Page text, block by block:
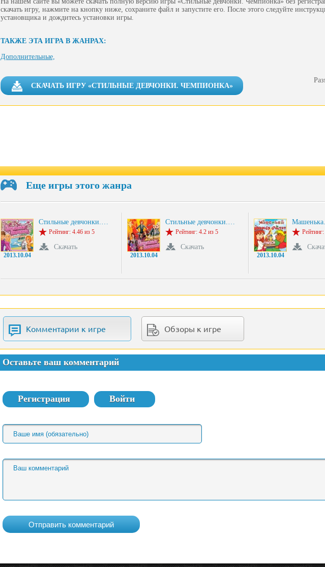
скачать игру, нажмите на кнопку ниже, сохраните файл и запустите его. После этого следуйте
установщика и дождитесь установки игры.
ТАКЖЕ ЭТА ИГРА В ЖАНРАХ:
Дополнительные,
СКАЧАТЬ ИГРУ «СТИЛЬНЫЕ ДЕВЧОНКИ. ЧЕМПИОНКА»
Еще игры этого жанра
2013.10.04
Стильные девчонки.…
Рейтинг: 4.46 из 5
Скачать
2013.10.04
Стильные девчонки.…
Рейтинг: 4.2 из 5
Скачать
2013.10.04
Комментарии к игре Обзоры к игре
Оставьте ваш комментарий
Регистрация Войти